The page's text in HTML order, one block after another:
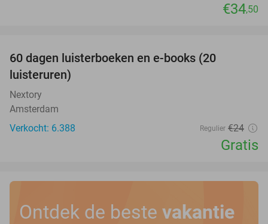
€34,50
60 dagen luisterboeken en e-books (20
luisteruren)
Nextory
Amsterdam
Verkocht: 6.388
Regulier €24
Gratis
Ontdek de beste vakantie